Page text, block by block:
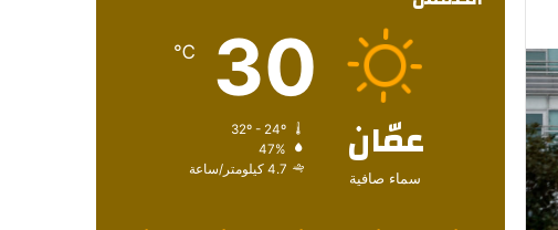
عمّان
سماء صافية
30
℃
47%
4.7 كيلومتر/ساعة